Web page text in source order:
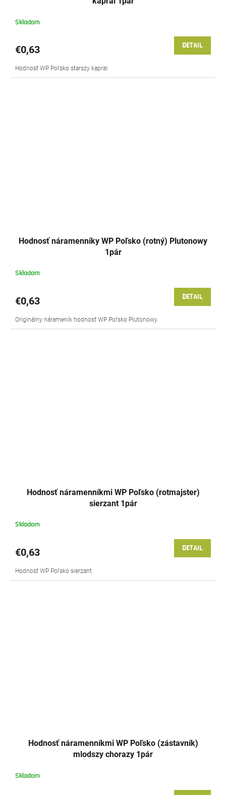
Skladom
€0,63 DETAIL
Hodnosť WP Poľsko starszy kapral.
Hodnosť náramenníky WP Poľsko (rotný) Plutonowy
1pár
Skladom
€0,63 DETAIL
Originálny nárameník hodnosť WP Poľsko Plutonowy.
Hodnosť náramenníkmi WP Poľsko (rotmajster)
sierzant 1pár
Skladom
€0,63 DETAIL
Hodnosť WP Poľsko sierzant.
Hodnosť náramenníkmi WP Poľsko (zástavník)
mlodszy chorazy 1pár
Skladom